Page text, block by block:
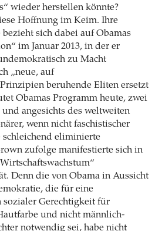
wieder herstellen könnte?
Hoffnung im Keim. Ihre
sich dabei auf Obamas
im Januar 2013, in der er
zu Macht
„neue, auf
beruhende Eliten ersetzt
Obamas Programm heute, zwei
und angesichts des weltweiten
wenn nicht faschistischer
schleichend eliminierte
zufolge manifestierte sich in
Denn die von Obama in Aussicht
die für eine
Gerechtigkeit für
und nicht männlich-
notwendig sei, habe nicht